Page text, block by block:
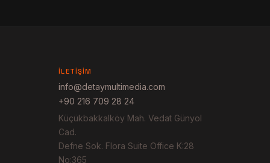
İLETIŞIM
info@detaymultimedia.com
+90 216 709 28 24
Küçükbakkalköy Mah. Vedat Günyol
Cad.
Defne Sok. Flora Suite Office K:28
No:365